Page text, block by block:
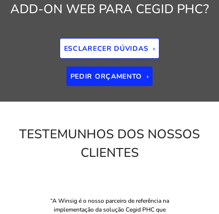
ADD-ON WEB PARA CEGID PHC?
ESCLARECER DÚVIDAS ›
PEDIR ORÇAMENTO ›
TESTEMUNHOS DOS NOSSOS
CLIENTES
“A Winsig é o nosso parceiro de referência na
implementação da solução Cegid PHC que